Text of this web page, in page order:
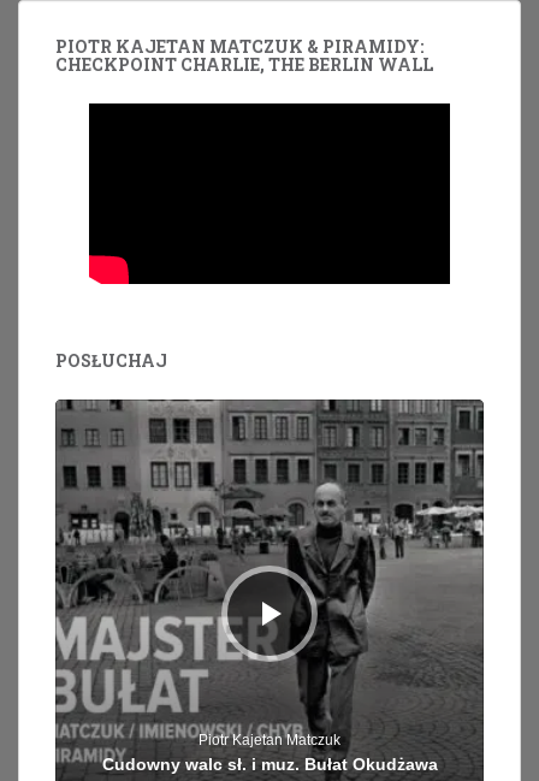
PIOTR KAJETAN MATCZUK & PIRAMIDY:
CHECKPOINT CHARLIE, THE BERLIN WALL
POSŁUCHAJ
Odtwarzacz
dźwiękowych
Piotr Kajetan Matczuk
Cudowny walc sł. i muz. Bułat Okudżawa